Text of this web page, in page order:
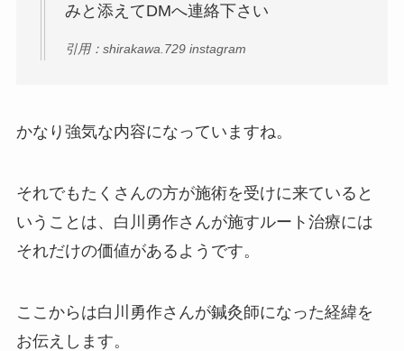
みと添えてDMへ連絡下さい
引用：shirakawa.729 instagram
かなり強気な内容になっていますね。
それでもたくさんの方が施術を受けに来ていると
いうことは、白川勇作さんが施すルート治療には
それだけの価値があるようです。
ここからは白川勇作さんが鍼灸師になった経緯を
お伝えします。